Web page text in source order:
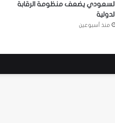
السعودي يضعف منظومة الرقابة
الدولية
منذ أسبوعين